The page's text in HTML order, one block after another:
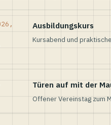
Ausbildungskurs
Kursabend und
Türen auf mit der
Offener Vereinstag zum